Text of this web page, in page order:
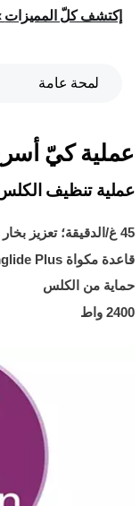
إكتشف كلّ المميزات
لمحة عامة
عملية كيّ
عملية تنظيف
45 غ/الدقيقة؛ تعزيز بخار يبلغ 190 غ
قاعدة مكواة Steamglide Plus
حماية من الكلس
2400 واط